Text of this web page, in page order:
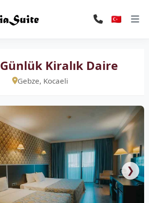
Kiralık Daire
Gebze, Kocaeli
❯